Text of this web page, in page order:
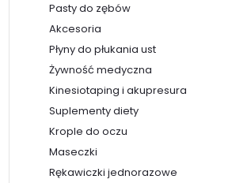
Pasty do zębów
Akcesoria
Płyny do płukania ust
Żywność medyczna
Kinesiotaping i akupresura
Suplementy diety
Krople do oczu
Maseczki
Rękawiczki jednorazowe